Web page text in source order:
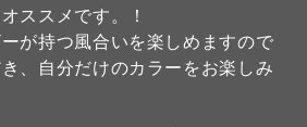
ススメです。！
が持つ風合いを楽しめますので
、自分だけのカラーをお楽しみ